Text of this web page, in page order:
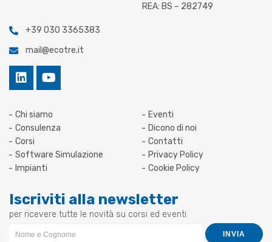
+39 030 3365383
mail@ecotre.it
REA: BS – 282749
Chi siamo
Consulenza
Corsi
Software Simulazione
Impianti
Eventi
Dicono di noi
Contatti
Privacy Policy
Cookie Policy
Iscriviti alla newsletter
per ricevere tutte le novità su corsi ed eventi
INVIA